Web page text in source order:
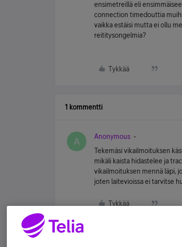
ensimetreillä eli
connection timedouttia
vaikka estäisi mutta ei ollu
reititysongelmia?
Tykkää
1 kommentti
A Anonymous
Tekemäsi vikailmoituksen
mikäli kaista hidastelee ja
vikailmoituksen mennä läpi,
joten laitevioissa ei tarvitse
Tykkää